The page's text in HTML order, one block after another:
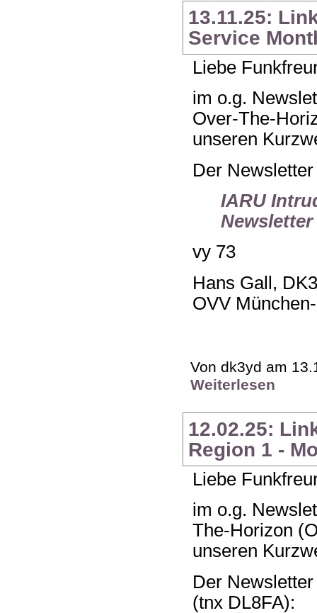
13.11.25:
Service
Liebe
im o.g.
Over-The-
unseren
Der
IARU
Newsletter
vy 73
Hans Gall,
OVV
Von dk3yd am
Weiterlesen
12.02.25:
Region 1 -
Liebe
im o.g.
The-Horizon
unseren
Der
(tnx DL8FA):